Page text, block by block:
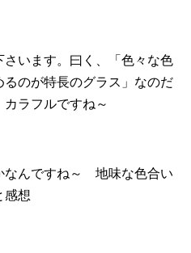
います。曰く、「色々な色
のが特長のグラス」なのだ
ラフルですね～
なんですね～ 地味な色合い
感想